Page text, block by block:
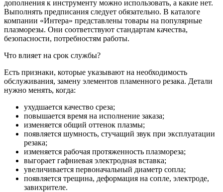
дополнения к инструменту можно использовать, а какие нет.
Выполнять предписания следует обязательно. В каталоге
компании «Интера» представлены товары на популярные
плазморезы. Они соответствуют стандартам качества,
безопасности, потребностям работы.
Что влияет на срок службы?
Есть признаки, которые указывают на необходимость
обслуживания, замену элементов пламенного резака. Детали
нужно менять, когда:
ухудшается качество среза;
повышается время на исполнение заказа;
изменяется общий оттенок плазмы;
появляется шумность, стучащий звук при эксплуатации
резака;
изменяется рабочая протяженность плазмореза;
выгорает гафниевая электродная вставка;
увеличивается первоначальный диаметр сопла;
появляется трещина, деформация на сопле, электроде,
завихрителе.